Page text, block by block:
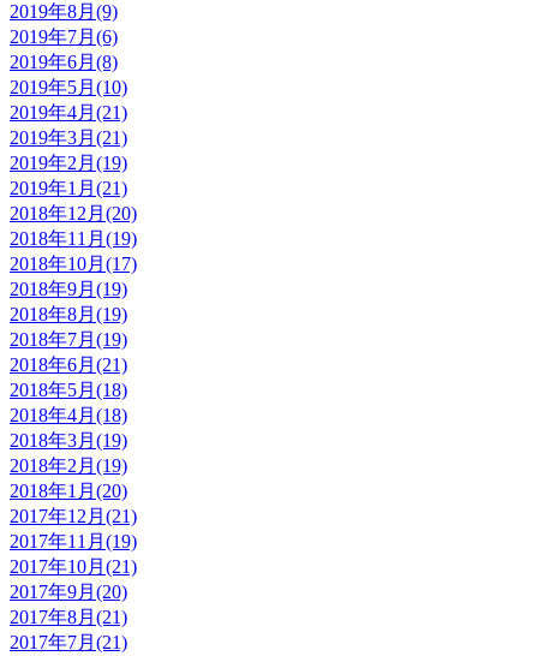
2019年8月(9)
2019年7月(6)
2019年6月(8)
2019年5月(10)
2019年4月(21)
2019年3月(21)
2019年2月(19)
2019年1月(21)
2018年12月(20)
2018年11月(19)
2018年10月(17)
2018年9月(19)
2018年8月(19)
2018年7月(19)
2018年6月(21)
2018年5月(18)
2018年4月(18)
2018年3月(19)
2018年2月(19)
2018年1月(20)
2017年12月(21)
2017年11月(19)
2017年10月(21)
2017年9月(20)
2017年8月(21)
2017年7月(21)